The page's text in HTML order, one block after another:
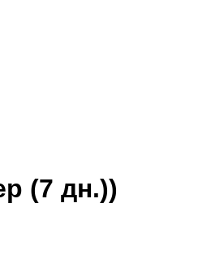
(7 дн.))